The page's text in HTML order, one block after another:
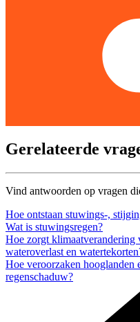
Gerelateerde
Vind antwoorden op vragen
Hoe ontstaan stuwings-,
Wat is stuwingsregen?
Hoe zorgt klimaatverandering
wateroverlast en
Hoe veroorzaken hooglanden
regenschaduw?